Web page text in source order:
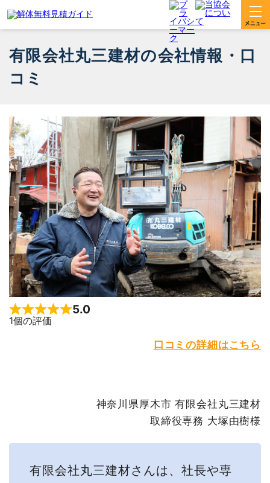
有限会社丸三建材の会社情報・口
コミ
Rated 5 out of 5
5.0
1個の評価
口コミの詳細はこちら
神奈川県厚木市 有限会社丸三建材
取締役専務 大塚由樹様
有限会社丸三建材さんは、社長や専